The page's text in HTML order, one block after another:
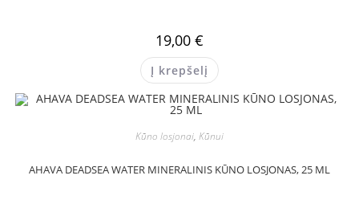
19,00 €
Į krepšelį
Kūno losjonai, Kūnui
AHAVA DEADSEA WATER MINERALINIS KŪNO LOSJONAS, 25 ML